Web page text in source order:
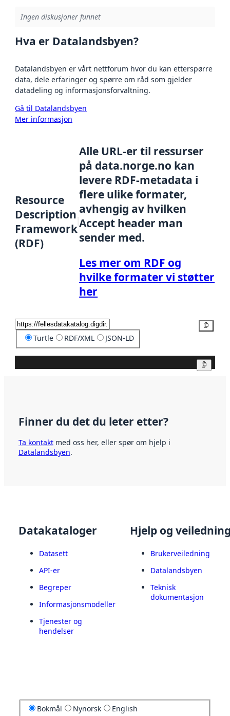
Ingen diskusjoner funnet
Hva er Datalandsbyen?
Datalandsbyen er vårt nettforum hvor du kan etterspørre
data, dele erfaringer og spørre om råd som gjelder
datadeling og informasjonsforvaltning.
Gå til Datalandsbyen
Mer informasjon
Resource
Description
Framework
(RDF)
Alle URL-er til ressurser
på data.norge.no kan
levere RDF-metadata i
flere ulike formater,
avhengig av hvilken
Accept header man
sender med.
Les mer om RDF og
hvilke formater vi støtter
her
Turtle RDF/XML JSON-LD
Finner du det du leter etter?
Ta kontakt med oss her, eller spør om hjelp i
Datalandsbyen.
Datakataloger
Datasett
API-er
Begreper
Informasjonsmodeller
Tjenester og
hendelser
Hjelp og
Brukerveiledning
Datalandsbyen
Teknisk
dokumentasjon
Bokmål Nynorsk English